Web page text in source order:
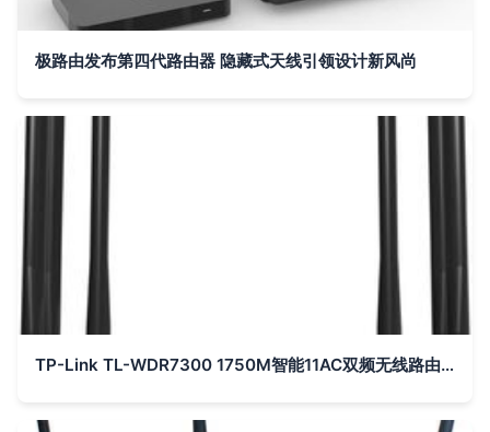
极路由发布第四代路由器 隐藏式天线引领设计新风尚
TP-Link TL-WDR7300 1750M智能11AC双频无线路由器 光纤宽带大户型的穿墙王之选